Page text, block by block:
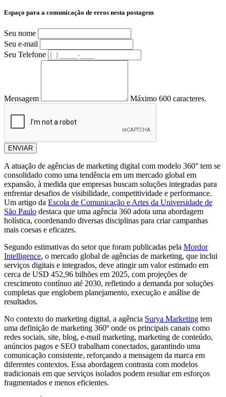
Espaço para a comunicação de erros nesta postagem
Seu nome
Seu e-mail
Seu Telefone
Mensagem Máximo 600 caracteres.
ENVIAR
A atuação de agências de marketing digital com modelo 360° tem se
consolidado como uma tendência em um mercado global em
expansão, à medida que empresas buscam soluções integradas para
enfrentar desafios de visibilidade, competitividade e performance.
Um artigo da Escola de Comunicação e Artes da Universidade de
São Paulo destaca que uma agência 360 adota uma abordagem
holística, coordenando diversas disciplinas para criar campanhas
mais coesas e eficazes.
Segundo estimativas do setor que foram publicadas pela Mordor
Intelligence, o mercado global de agências de marketing, que inclui
serviços digitais e integrados, deve atingir um valor estimado em
cerca de USD 452,96 bilhões em 2025, com projeções de
crescimento contínuo até 2030, refletindo a demanda por soluções
completas que englobem planejamento, execução e análise de
resultados.
No contexto do marketing digital, a agência Surya Marketing tem
uma definição de marketing 360º onde os principais canais como
redes sociais, site, blog, e-mail marketing, marketing de conteúdo,
anúncios pagos e SEO trabalham conectados, garantindo uma
comunicação consistente, reforçando a mensagem da marca em
diferentes contextos. Essa abordagem contrasta com modelos
tradicionais em que serviços isolados podem resultar em esforços
fragmentados e menos eficientes.